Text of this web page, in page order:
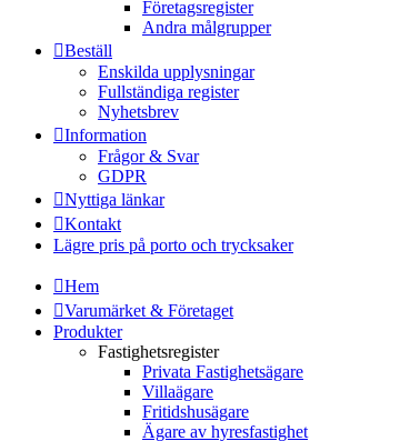
Företagsregister
Andra målgrupper
Beställ
Enskilda upplysningar
Fullständiga register
Nyhetsbrev
Information
Frågor & Svar
GDPR
Nyttiga länkar
Kontakt
Lägre pris på porto och trycksaker
Hem
Varumärket & Företaget
Produkter
Fastighetsregister
Privata Fastighetsägare
Villaägare
Fritidshusägare
Ägare av hyresfastighet